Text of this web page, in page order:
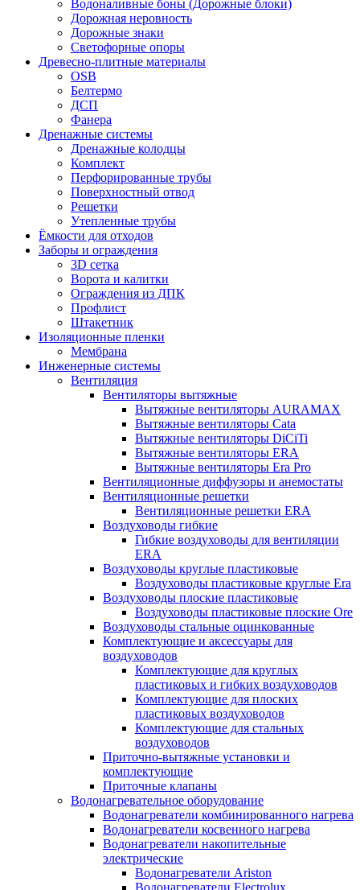
Водоналивные боны (Дорожные блоки)
Дорожная неровность
Дорожные знаки
Светофорные опоры
Древесно-плитные материалы
OSB
Белтермо
ДСП
Фанера
Дренажные системы
Дренажные колодцы
Комплект
Перфорированные трубы
Поверхностный отвод
Решетки
Утепленные трубы
Ёмкости для отходов
Заборы и ограждения
3D сетка
Ворота и калитки
Ограждения из ДПК
Профлист
Штакетник
Изоляционные пленки
Мембрана
Инженерные системы
Вентиляция
Вентиляторы вытяжные
Вытяжные вентиляторы AURAMAX
Вытяжные вентиляторы Cata
Вытяжные вентиляторы DiCiTi
Вытяжные вентиляторы ERA
Вытяжные вентиляторы Era Pro
Вентиляционные диффузоры и анемостаты
Вентиляционные решетки
Вентиляционные решетки ERA
Воздуховоды гибкие
Гибкие воздуховоды для вентиляции
ERA
Воздуховоды круглые пластиковые
Воздуховоды пластиковые круглые Era
Воздуховоды плоские пластиковые
Воздуховоды пластиковые плоские Ore
Воздуховоды стальные оцинкованные
Комплектующие и аксессуары для
воздуховодов
Комплектующие для круглых
пластиковых и гибких воздуховодов
Комплектующие для плоских
пластиковых воздуховодов
Комплектующие для стальных
воздуховодов
Приточно-вытяжные установки и
комплектующие
Приточные клапаны
Водонагревательное оборудование
Водонагреватели комбинированного нагрева
Водонагреватели косвенного нагрева
Водонагреватели накопительные
электрические
Водонагреватели Ariston